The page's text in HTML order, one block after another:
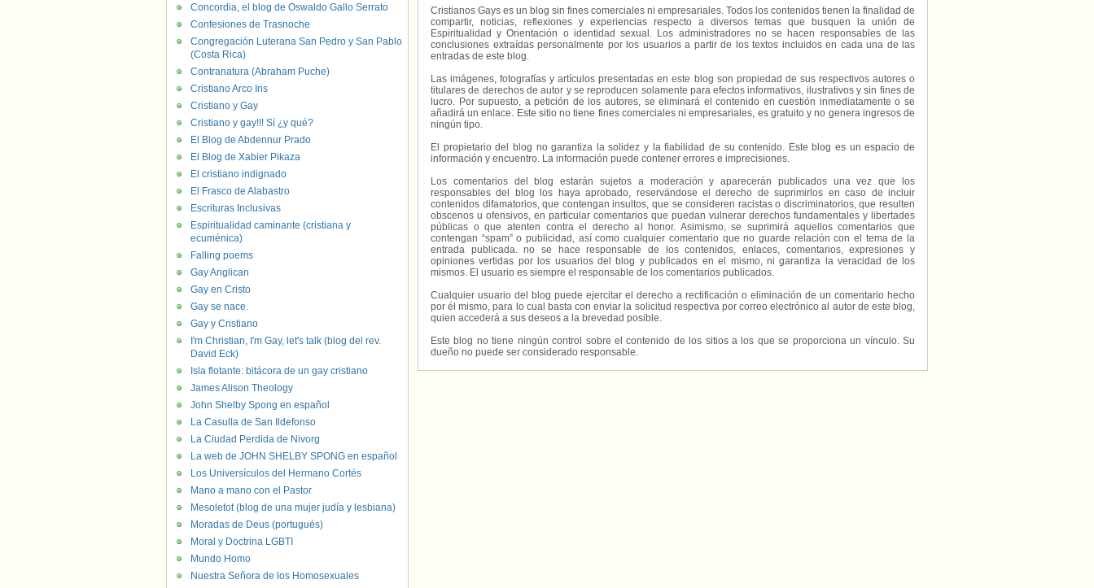
Cristianos Gays es un blog sin fines comerciales ni empresariales. Todos los contenidos tienen la finalidad de
compartir, noticias, reflexiones y experiencias respecto a diversos temas que busquen la unión de
Espiritualidad y Orientación o identidad sexual. Los administradores no se hacen responsables de las
conclusiones extraídas personalmente por los usuarios a partir de los textos incluidos en cada una de las
entradas de este blog.
Las imágenes, fotografías y artículos presentadas en este blog son propiedad de sus respectivos autores o
titulares de derechos de autor y se reproducen solamente para efectos informativos, ilustrativos y sin fines de
lucro. Por supuesto, a petición de los autores, se eliminará el contenido en cuestión inmediatamente o se
añadirá un enlace. Este sitio no tiene fines comerciales ni empresariales, es gratuito y no genera ingresos de
ningún tipo.
El propietario del blog no garantiza la solidez y la fiabilidad de su contenido. Este blog es un espacio de
información y encuentro. La información puede contener errores e imprecisiones.
Los comentarios del blog estarán sujetos a moderación y aparecerán publicados una vez que los
responsables del blog los haya aprobado, reservándose el derecho de suprimirlos en caso de incluir
contenidos difamatorios, que contengan insultos, que se consideren racistas o discriminatorios, que resulten
obscenos u ofensivos, en particular comentarios que puedan vulnerar derechos fundamentales y libertades
públicas o que atenten contra el derecho al honor. Asimismo, se suprimirá aquellos comentarios que
contengan “spam” o publicidad, así como cualquier comentario que no guarde relación con el tema de la
entrada publicada. no se hace responsable de los contenidos, enlaces, comentarios, expresiones y
opiniones vertidas por los usuarios del blog y publicados en el mismo, ni garantiza la veracidad de los
mismos. El usuario es siempre el responsable de los comentarios publicados.
Cualquier usuario del blog puede ejercitar el derecho a rectificación o eliminación de un comentario hecho
por él mismo, para lo cual basta con enviar la solicitud respectiva por correo electrónico al autor de este blog,
quien accederá a sus deseos a la brevedad posible.
Este blog no tiene ningún control sobre el contenido de los sitios a los que se proporciona un vínculo. Su
dueño no puede ser considerado responsable.
Concordia, el blog de Oswaldo Gallo Serrato
Confesiones de Trasnoche
Congregación Luterana San Pedro y San Pablo
(Costa Rica)
Contranatura (Abraham Puche)
Cristiano Arco Iris
Cristiano y Gay
Cristiano y gay!!! Sí ¿y qué?
El Blog de Abdennur Prado
El Blog de Xabier Pikaza
El cristiano indignado
El Frasco de Alabastro
Escrituras Inclusivas
Espiritualidad caminante (cristiana y
ecuménica)
Falling poems
Gay Anglican
Gay en Cristo
Gay se nace.
Gay y Cristiano
I'm Christian, I'm Gay, let's talk (blog del rev.
David Eck)
Isla flotante: bitácora de un gay cristiano
James Alison Theology
John Shelby Spong en español
La Casulla de San Ildefonso
La Ciudad Perdida de Nivorg
La web de JOHN SHELBY SPONG en español
Los Universículos del Hermano Cortés
Mano a mano con el Pastor
Mesoletot (blog de una mujer judía y lesbiana)
Moradas de Deus (portugués)
Moral y Doctrina LGBTI
Mundo Homo
Nuestra Señora de los Homosexuales